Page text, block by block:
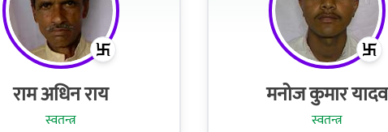
राम अधिन राय
स्वतन्त्र
मनोज कुमार यादव
स्वतन्त्र